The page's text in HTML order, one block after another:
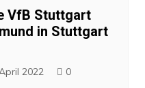
VfB Stuttgart
in Stuttgart
2022 0